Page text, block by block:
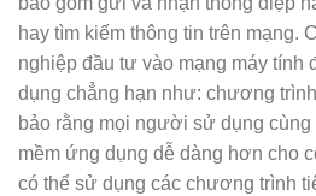
hay tìm kiếm thông tin trên mạng.
nghiệp đầu tư vào mạng máy tính
dụng chẳng hạn như: chương
bảo rằng mọi người sử dụng
mềm ứng dụng dễ dàng hơn cho
có thể sử dụng các chương trình